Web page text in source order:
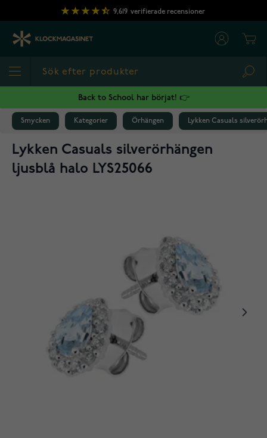
Hoppa till innehållet
9,619 verifierade recensioner
Back to School har börjat! 👉
Smycken Kategorier Örhängen Lykken Casuals
Lykken Casuals silverörhängen
ljusblå halo LYS25066